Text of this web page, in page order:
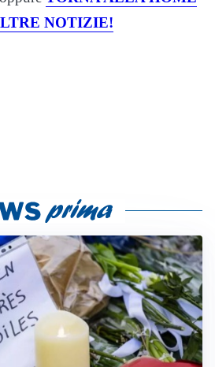
NOTIZIE!